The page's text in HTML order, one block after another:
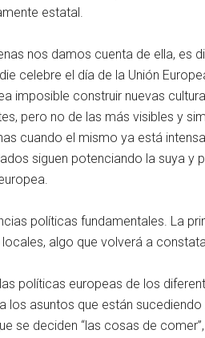
estatal.
nos damos cuenta de ella, es
celebre el día de la Unión
construir nuevas
pero no de las más visibles y
cuando el mismo ya está
siguen potenciando la suya y
políticas fundamentales. La
algo que volverá a
políticas europeas de los
asuntos que están
se deciden “las cosas de